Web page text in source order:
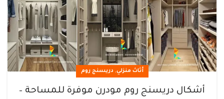
أثاث منزلي, دريسنج روم
أشكال دريسنج روم مودرن موفرة للمساحة –